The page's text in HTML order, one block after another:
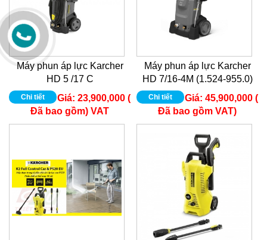
Máy phun áp lực Karcher
HD 5 /17 C
Chi tiết Giá: 23,900,000 (
Đã bao gồm) VAT
Máy phun áp lực Karcher
HD 7/16-4M (1.524-955.0)
Chi tiết Giá: 45,900,000 (
Đã bao gồm VAT)